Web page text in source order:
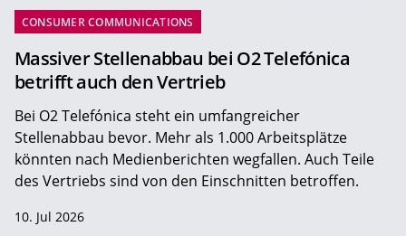
CONSUMER COMMUNICATIONS
Massiver Stellenabbau bei O2 Telefónica
betrifft auch den Vertrieb
Bei O2 Telefónica steht ein umfangreicher
Stellenabbau bevor. Mehr als 1.000 Arbeitsplätze
könnten nach Medienberichten wegfallen. Auch Teile
des Vertriebs sind von den Einschnitten betroffen.
10. Jul 2026